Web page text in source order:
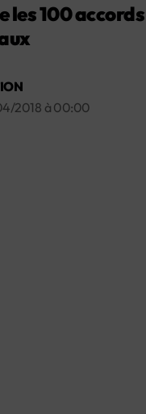
les 100 accords
2018 à 00:00